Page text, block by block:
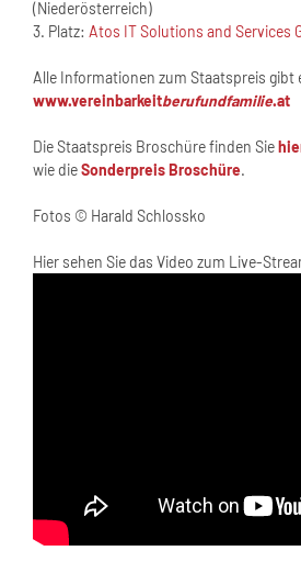
(Niederösterreich)
3. Platz: Atos IT Solutions and Services
Alle Informationen zum Staatspreis gibt
www.vereinbarkeitberufundfamilie.at
Die Staatspreis Broschüre finden Sie
wie dieSonderpreis Broschüre.
Fotos © Harald Schlossko
Hier sehen Sie das Video zum Live-